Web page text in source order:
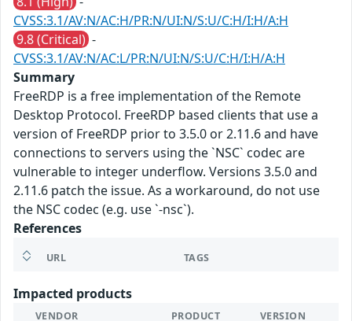
CVSS:3.1/AV:N/AC:H/PR:N/UI:N/S:U/C:H/I:H/A:H
9.8 (Critical) -
CVSS:3.1/AV:N/AC:L/PR:N/UI:N/S:U/C:H/I:H/A:H
Summary
FreeRDP is a free implementation of the Remote
Desktop Protocol. FreeRDP based clients that use a
version of FreeRDP prior to 3.5.0 or 2.11.6 and have
connections to servers using the `NSC` codec are
vulnerable to integer underflow. Versions 3.5.0 and
2.11.6 patch the issue. As a workaround, do not use
the NSC codec (e.g. use `-nsc`).
References
URL TAGS
Impacted products
VENDOR PRODUCT VERSION